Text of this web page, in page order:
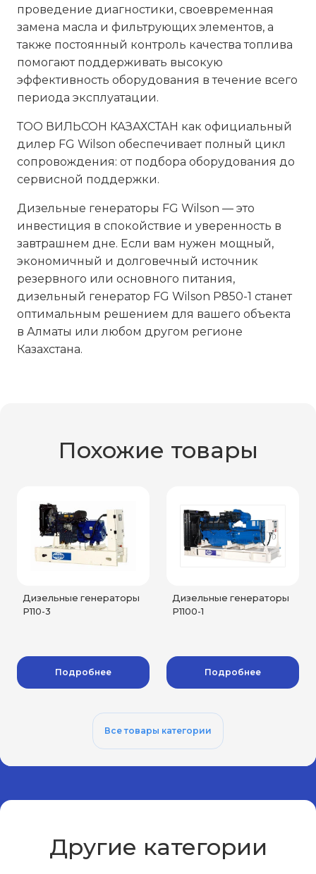
проведение диагностики, своевременная
замена масла и фильтрующих элементов, а
также постоянный контроль качества топлива
помогают поддерживать высокую
эффективность оборудования в течение всего
периода эксплуатации.
ТОО ВИЛЬСОН КАЗАХСТАН как официальный
дилер FG Wilson обеспечивает полный цикл
сопровождения: от подбора оборудования до
сервисной поддержки.
Дизельные генераторы FG Wilson — это
инвестиция в спокойствие и уверенность в
завтрашнем дне. Если вам нужен мощный,
экономичный и долговечный источник
резервного или основного питания,
дизельный генератор FG Wilson P850-1 станет
оптимальным решением для вашего объекта
в Алматы или любом другом регионе
Казахстана.
Похожие товары
Дизельные генераторы
P110-3
Подробнее
Дизельные генераторы
P1100-1
Подробнее
Все товары категории
Другие категории